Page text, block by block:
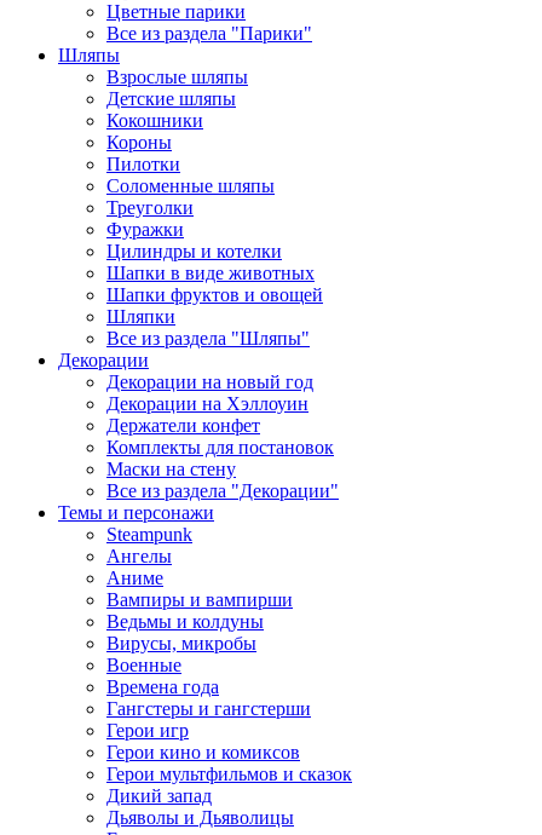
Цветные парики
Все из раздела "Парики"
Шляпы
Взрослые шляпы
Детские шляпы
Кокошники
Короны
Пилотки
Соломенные шляпы
Треуголки
Фуражки
Цилиндры и котелки
Шапки в виде животных
Шапки фруктов и овощей
Шляпки
Все из раздела "Шляпы"
Декорации
Декорации на новый год
Декорации на Хэллоуин
Держатели конфет
Комплекты для постановок
Маски на стену
Все из раздела "Декорации"
Темы и персонажи
Steampunk
Ангелы
Аниме
Вампиры и вампирши
Ведьмы и колдуны
Вирусы, микробы
Военные
Времена года
Гангстеры и гангстерши
Герои игр
Герои кино и комиксов
Герои мультфильмов и сказок
Дикий запад
Дьяволы и Дьяволицы